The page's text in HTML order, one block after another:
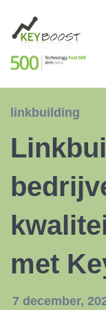
linkbuilding
met
7 december,